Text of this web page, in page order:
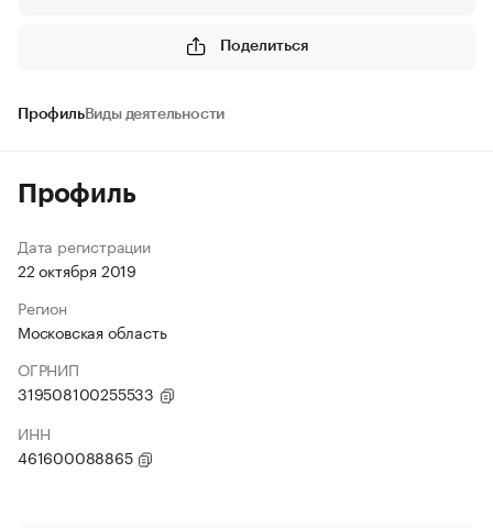
Поделиться
ПрофильВиды деятельности
Профиль
Дата регистрации
22 октября 2019
Регион
Московская область
ОГРНИП
319508100255533
ИНН
461600088865